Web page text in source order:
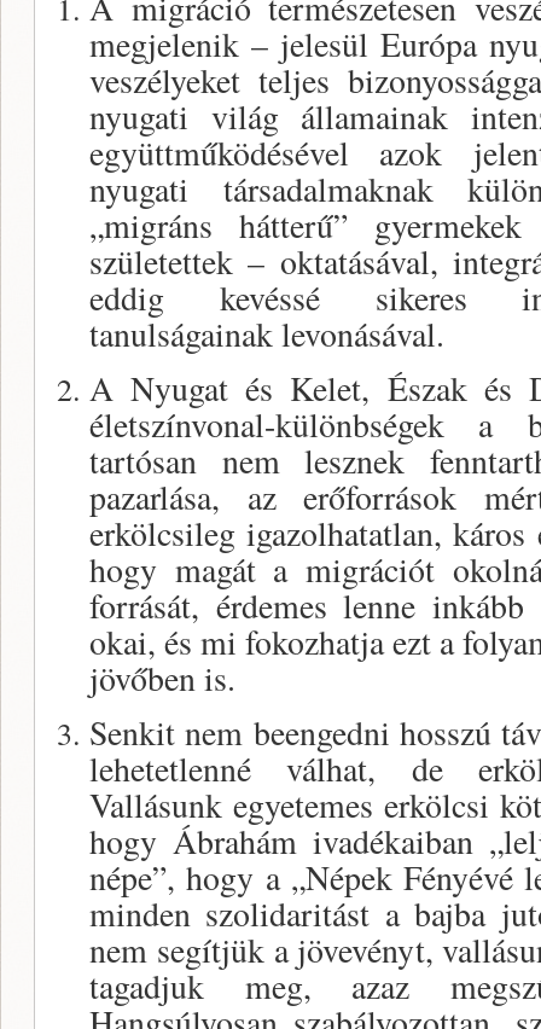
megjelenik – jelesül Európa
veszélyeket teljes
nyugati világ államainak
együttműködésével azok
nyugati társadalmaknak
„migráns hátterű”
születettek – oktatásával,
eddig kevéssé sikeres
tanulságainak levonásával.
A Nyugat és Kelet, Észak és
életszínvonal-különbségek a
tartósan nem lesznek
pazarlása, az erőforrások
erkölcsileg igazolhatatlan,
hogy magát a migrációt
forrását, érdemes lenne
okai, és mi fokozhatja ezt a
jövőben is.
Senkit nem beengedni hosszú
lehetetlenné válhat, de
Vallásunk egyetemes erkölcsi
hogy Ábrahám ivadékaiban
népe”, hogy a „Népek Fényévé
minden szolidaritást a bajba
nem segítjük a jövevényt,
tagadjuk meg, azaz